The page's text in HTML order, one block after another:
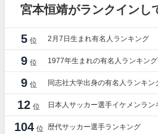
宮本恒靖がランクインし
5 位 2月7日生まれ有名人ランキング
9 位 1977年生まれの有名人ランキング
9 位 同志社大学出身の有名人ランキン
12 位 日本人サッカー選手イケメンラン
104 位 歴代サッカー選手ランキング